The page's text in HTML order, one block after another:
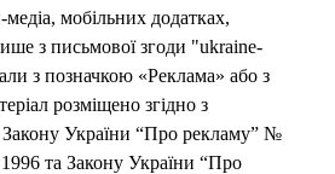
медіа, мобільних додатках,
з письмової згоди "ukraine-
з позначкою «Реклама» або з
розміщено згідно з
Закону України “Про рекламу” №
та Закону України “Про